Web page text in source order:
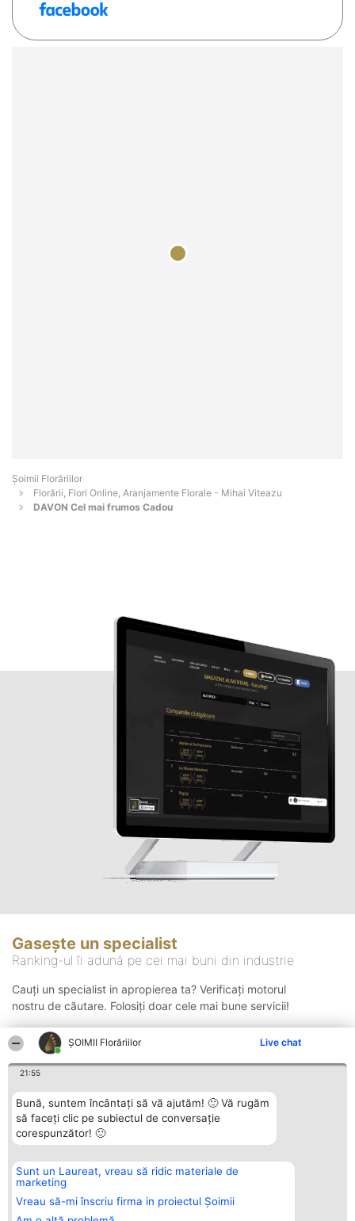
ȘOIMII Florăriilor Live chat
21:55
Bună, suntem încântați să vă ajutăm! 🙂 Vă rugăm
să faceți clic pe subiectul de conversație
corespunzător! 🙂
Sunt un Laureat, vreau să ridic materiale de
marketing
Vreau să-mi înscriu firma in proiectul Șoimii
Șoimii Florăriilor
Florării, Flori Online, Aranjamente Florale - Mihai Viteazu
DAVON Cel mai frumos Cadou
Gasește un specialist
Ranking-ul îi adună pe cei mai buni din industrie
Cauți un specialist in apropierea ta? Verificați motorul
nostru de căutare. Folosiți doar cele mai bune servicii!
Organizator Ranking
BRIGHT SOLUTIONS BR SRL
Aleea Timisul De Sus 2 Bl. A30
Sc. A Et. 4 Ap. 13 Cod 061952
Plebiscyt
Lista Tuturor
Laureaților
Contact